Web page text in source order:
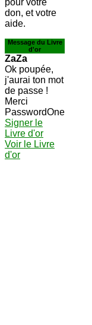
pour votre
don, et votre
aide.
Message du Livre
d'or
ZaZa
Ok poupée,
j'aurai ton mot
de passe !
Merci
PasswordOne
Signer le
Livre d'or
Voir le Livre
d'or